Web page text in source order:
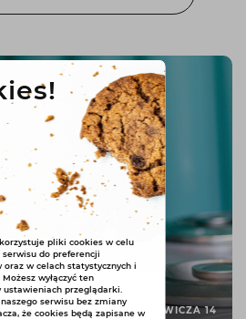
SIENKIEWICZA 14
pliki cookies w celu
do preferencji
oraz w celach statystycznych i
wyłączyć ten
przeglądarki.
serwisu bez zmiany
że cookies będą zapisane w